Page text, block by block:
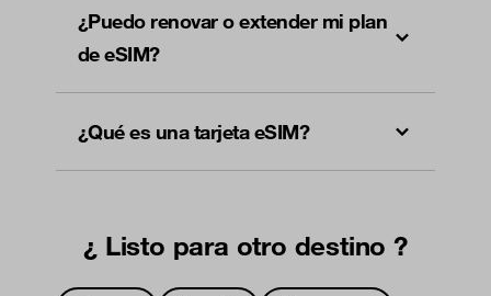
¿Puedo renovar o extender mi plan
de eSIM?
¿Qué es una tarjeta eSIM?
¿ Listo para otro destino ?